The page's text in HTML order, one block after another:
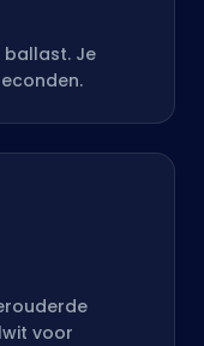
Je
voor